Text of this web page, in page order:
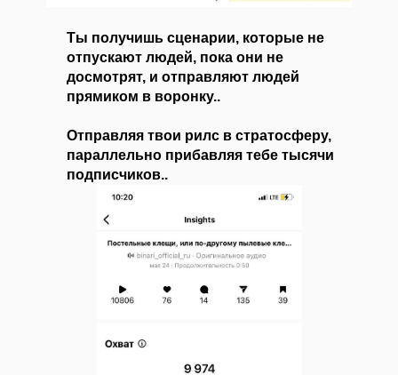
Ты получишь сценарии, которые не
отпускают людей, пока они не
досмотрят, и отправляют людей
прямиком в воронку..
Отправляя твои рилс в стратосферу,
параллельно прибавляя тебе тысячи
подписчиков..